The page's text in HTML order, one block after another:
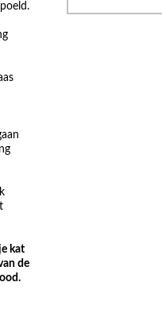
kat
de